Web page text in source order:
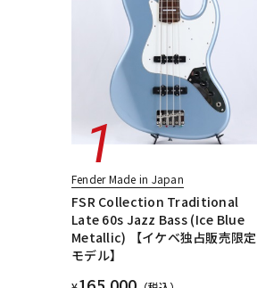
Fender Made in Japan
FSR Collection Traditional
Late 60s Jazz Bass (Ice Blue
Metallic) 【イケベ独占販売限定
モデル】